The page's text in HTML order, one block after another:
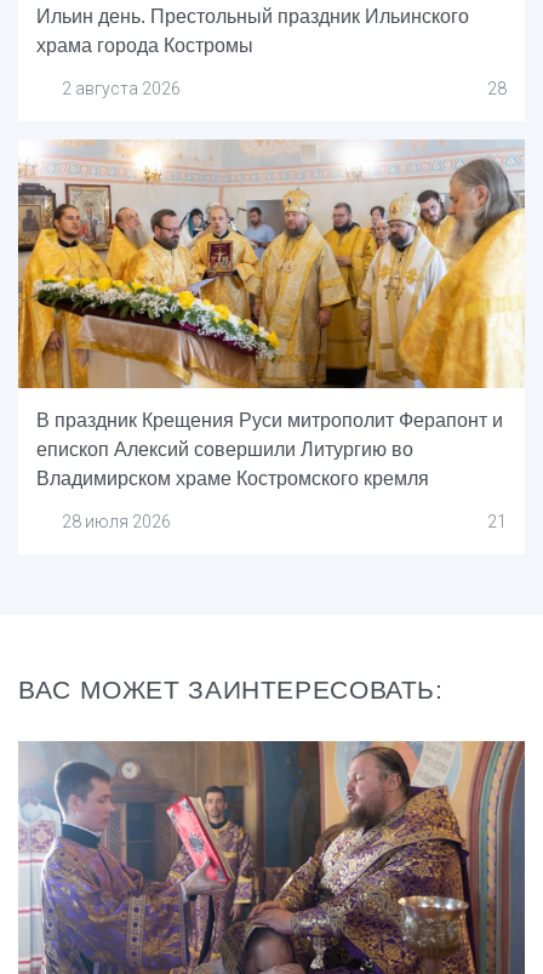
Ильин день. Престольный праздник Ильинского
храма города Костромы
2 августа 2026 28
В праздник Крещения Руси митрополит Ферапонт и
епископ Алексий совершили Литургию во
Владимирском храме Костромского кремля
28 июля 2026 21
ВАС МОЖЕТ ЗАИНТЕРЕСОВАТЬ: